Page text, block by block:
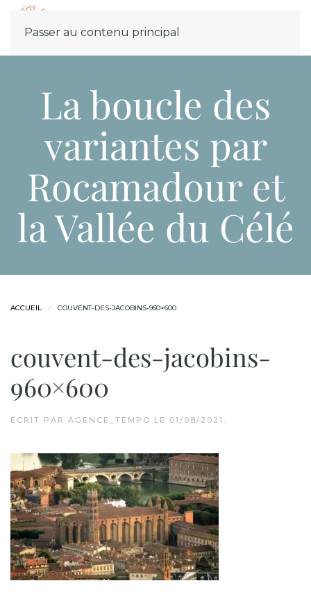
Passer au contenu principal
La boucle des
variantes par
Rocamadour et
la Vallée du Célé
ACCUEIL COUVENT-DES-JACOBINS-960×600
couvent-des-jacobins-
960×600
ÉCRIT PAR AGENCE_TEMPO LE 01/08/2021 .